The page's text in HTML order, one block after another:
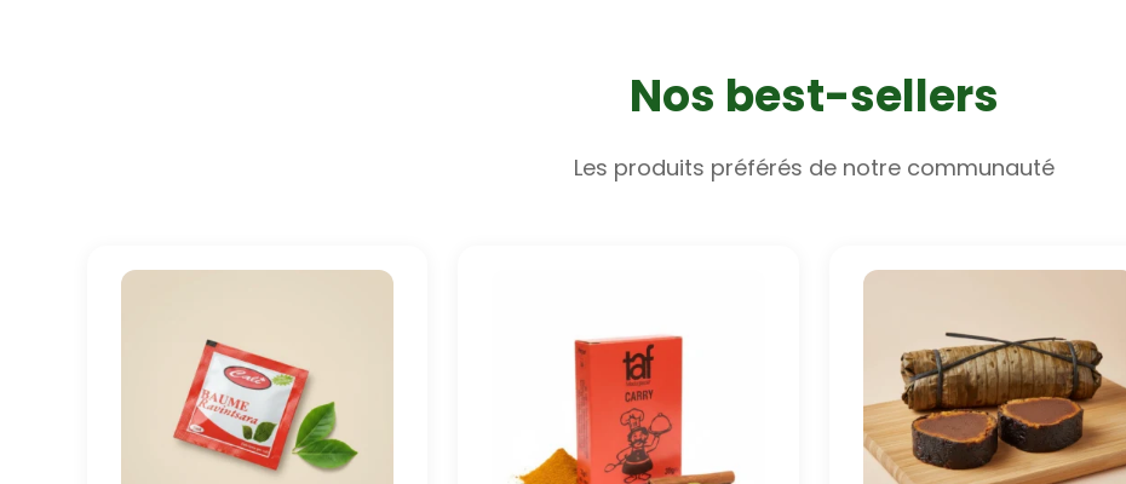
Nos best-sellers
Les produits préférés de notre communauté